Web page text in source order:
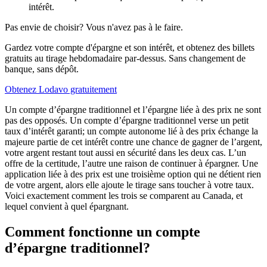
intérêt.
Pas envie de choisir? Vous n'avez pas à le faire.
Gardez votre compte d'épargne et son intérêt, et obtenez des billets
gratuits au tirage hebdomadaire par-dessus. Sans changement de
banque, sans dépôt.
Obtenez Lodavo gratuitement
Un compte d’épargne traditionnel et l’épargne liée à des prix ne sont
pas des opposés. Un compte d’épargne traditionnel verse un petit
taux d’intérêt garanti; un compte autonome lié à des prix échange la
majeure partie de cet intérêt contre une chance de gagner de l’argent,
votre argent restant tout aussi en sécurité dans les deux cas. L’un
offre de la certitude, l’autre une raison de continuer à épargner. Une
application liée à des prix est une troisième option qui ne détient rien
de votre argent, alors elle ajoute le tirage sans toucher à votre taux.
Voici exactement comment les trois se comparent au Canada, et
lequel convient à quel épargnant.
Comment fonctionne un compte
d’épargne traditionnel?